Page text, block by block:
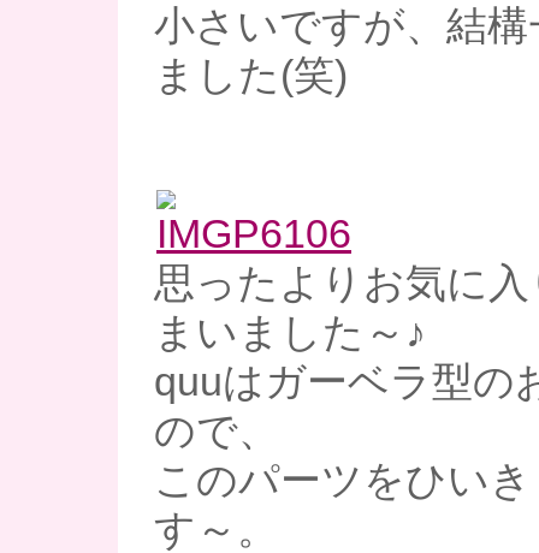
小さいですが、結
ました(笑)
思ったよりお気に
まいました～♪
quuはガーベラ型の
ので、
このパーツをひい
す～。